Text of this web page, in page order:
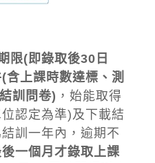
限(即錄取後30日
含上課時數達標、測
訓問卷) ，始能取得
認定為準)及下載結
訓一年內，逾期不
一個月才錄取上課